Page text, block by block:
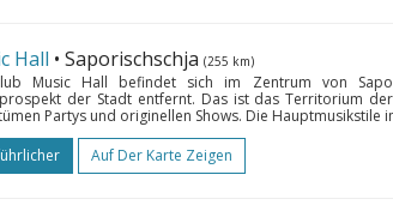
Hall • Saporischschja (255 km)
Music Hall befindet sich im Zentrum von
der Stadt entfernt. Das ist das Territorium
Partys und originellen Shows. Die Hauptmusikstile
Auf Der Karte Zeigen